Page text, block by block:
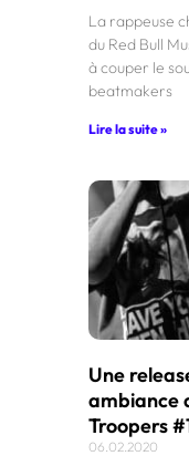
La rappeuse
du Red Bull
à couper le
beatmakers
Lire la suite »
Une
ambiance
Troopers
06.02.2020